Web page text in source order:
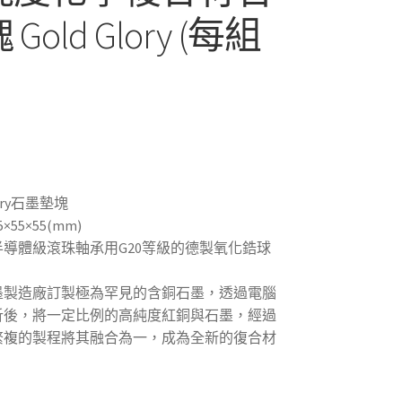
Gold Glory (每組
石墨墊塊
體級滾珠軸承用G20等級的德製氧化鋯球
造廠訂製極為罕見的含銅石墨，透過電腦
，將一定比例的高純度紅銅與石墨，經過
的製程將其融合為一，成為全新的復合材